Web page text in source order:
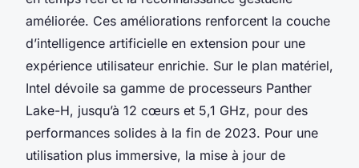
améliorée. Ces améliorations renforcent la couche
d’intelligence artificielle en extension pour une
expérience utilisateur enrichie. Sur le plan matériel,
Intel dévoile sa gamme de processeurs Panther
Lake-H, jusqu’à 12 cœurs et 5,1 GHz, pour des
performances solides à la fin de 2023. Pour une
utilisation plus immersive, la mise à jour de